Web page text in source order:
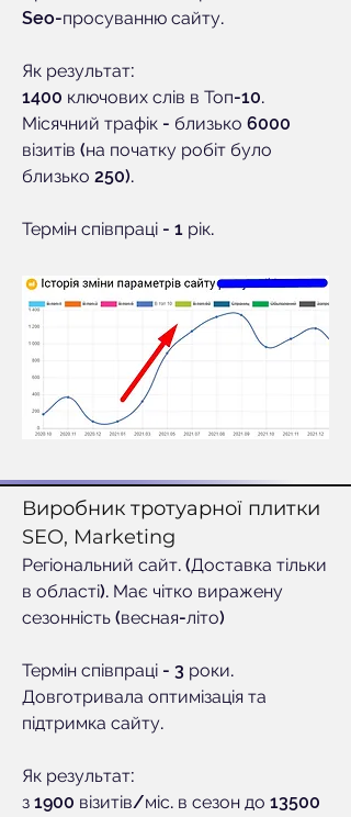
Seo-просуванню сайту.
Як результат:
1400 ключових слів в Топ-10.
Місячний трафік - близько 6000
візитів (на початку робіт було
близько 250).
Термін співпраці - 1 рік.
Виробник тротуарної плитки
SEO, Marketing
Регіональний сайт. (Доставка тільки
в області). Має чітко виражену
сезонність (весная-літо)
Термін співпраці - 3 роки.
Довготривала оптимізація та
підтримка сайту.
Як результат:
з 1900 візитів/міс. в сезон до 13500